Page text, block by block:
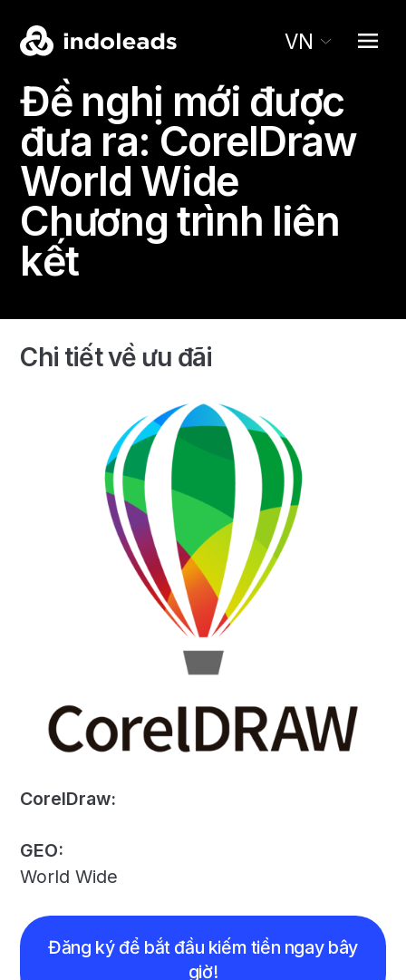
VN
Đề nghị mới được
đưa ra:CorelDraw
World Wide
Chương trình liên
kết
Chi tiết về ưu đãi
CorelDraw:
GEO:
World Wide
Đăng ký để bắt đầu kiếm tiền ngay bây
giờ!